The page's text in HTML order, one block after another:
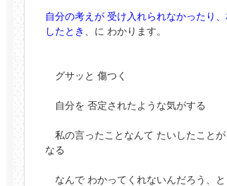
自分の考えが 受け入れられなかったり
したとき
、に わかります。
グサッと 傷つく
自分を 否定されたような気がする
私の言ったことなんて たいしたことが
なる
なんで わかってくれないんだろう、